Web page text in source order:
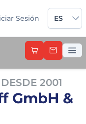
Sesión
Sprache
ES
2001
GmbH &